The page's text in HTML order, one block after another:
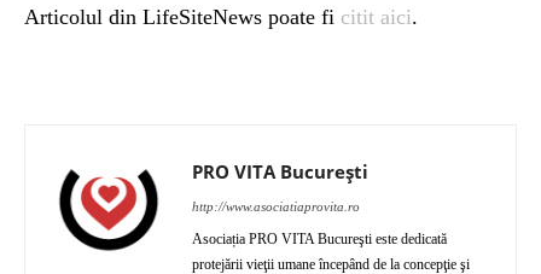
Articolul din LifeSiteNews poate fi citit aici.
PRO VITA București
http://www.asociatiaprovita.ro
Asociația PRO VITA Bucureşti este dedicată
protejării vieţii umane începând de la concepţie şi